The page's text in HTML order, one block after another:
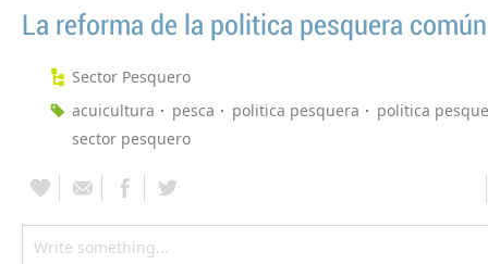
La reforma de la politica pesquera común
Sector Pesquero
acuicultura
pesca politica pesquera
politica
sector pesquero